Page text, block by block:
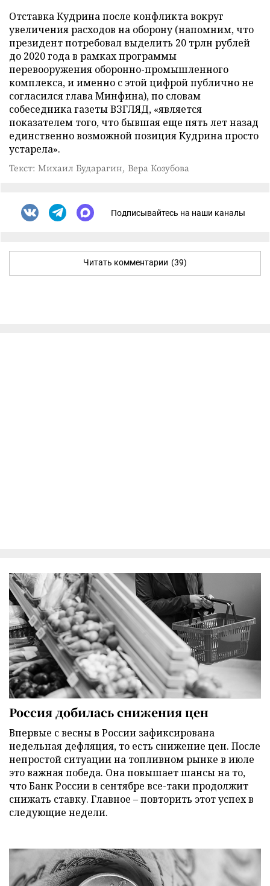
Отставка Кудрина после конфликта вокруг
увеличения расходов на оборону (напомним, что
президент потребовал выделить 20 трлн рублей
до 2020 года в рамках программы
перевооружения оборонно-промышленного
комплекса, и именно с этой цифрой публично не
согласился глава Минфина), по словам
собеседника газеты ВЗГЛЯД, «является
показателем того, что бывшая еще пять лет назад
единственно возможной позиция Кудрина просто
устарела».
Текст: Михаил Бударагин, Вера Козубова
Подписывайтесь на наши каналы
Читать комментарии (39)
Россия добилась снижения цен
Впервые с весны в России зафиксирована
недельная дефляция, то есть снижение цен. После
непростой ситуации на топливном рынке в июле
это важная победа. Она повышает шансы на то,
что Банк России в сентябре все-таки продолжит
снижать ставку. Главное – повторить этот успех в
следующие недели.